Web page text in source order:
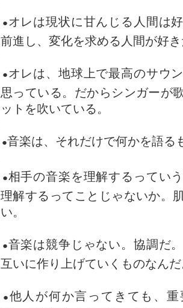
●オレは現状に甘んじる人間は
前進し、変化を求める人間が好
●オレは、地球上で最高のサウ
思っている。だからシンガーが
ットを吹いている。
●音楽は、それだけで何かを語る
●相手の音楽を理解するってい
理解するってことじゃないか。
い。
●音楽は競争じゃない。協調だ
互いに作り上げていくものなんだ
●他人が何か言ってきても、